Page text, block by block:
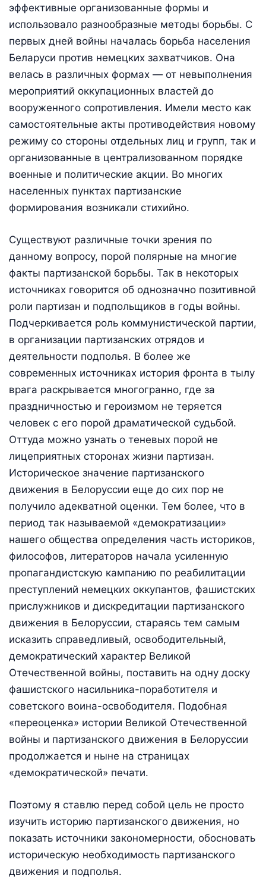
эффективные организованные формы и
использовало разнообразные методы борьбы. С
первых дней войны началась борьба населения
Беларуси против немецких захватчиков. Она
велась в различных формах — от невыполнения
мероприятий оккупационных властей до
вооруженного сопротивления. Имели место как
самостоятельные акты противодействия новому
режиму со стороны отдельных лиц и групп, так и
организованные в централизованном порядке
военные и политические акции. Во многих
населенных пунктах партизанские
формирования возникали стихийно.
Существуют различные точки зрения по
данному вопросу, порой полярные на многие
факты партизанской борьбы. Так в некоторых
источниках говорится об однозначно позитивной
роли партизан и подпольщиков в годы войны.
Подчеркивается роль коммунистической партии,
в организации партизанских отрядов и
деятельности подполья. В более же
современных источниках история фронта в тылу
врага раскрывается многогранно, где за
праздничностью и героизмом не теряется
человек с его порой драматической судьбой.
Оттуда можно узнать о теневых порой не
лицеприятных сторонах жизни партизан.
Историческое значение партизанского
движения в Белоруссии еще до сих пор не
получило адекватной оценки. Тем более, что в
период так называемой «демократизации»
нашего общества определения часть историков,
философов, литераторов начала усиленную
пропагандистскую кампанию по реабилитации
преступлений немецких оккупантов, фашистских
прислужников и дискредитации партизанского
движения в Белоруссии, стараясь тем самым
исказить справедливый, освободительный,
демократический характер Великой
Отечественной войны, поставить на одну доску
фашистского насильника-поработителя и
советского воина-освободителя. Подобная
«переоценка» истории Великой Отечественной
войны и партизанского движения в Белоруссии
продолжается и ныне на страницах
«демократической» печати.
Поэтому я ставлю перед собой цель не просто
изучить историю партизанского движения, но
показать источники закономерности, обосновать
историческую необходимость партизанского
движения и подполья.